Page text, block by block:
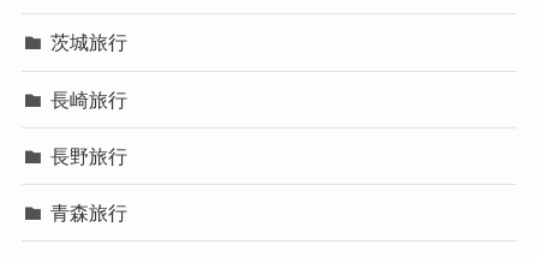
茨城旅行
長崎旅行
長野旅行
青森旅行